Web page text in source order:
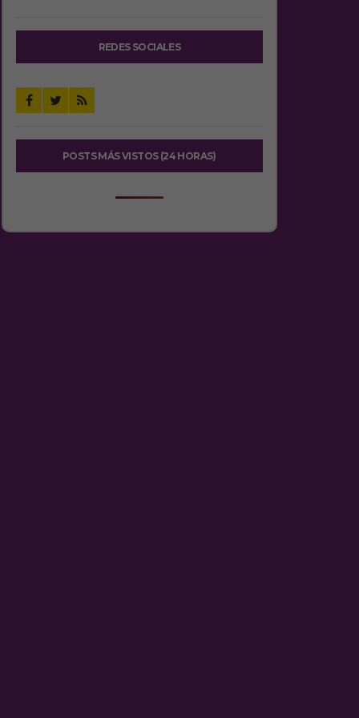
REDES SOCIALES
POSTS MÁS VISTOS (24 HORAS)